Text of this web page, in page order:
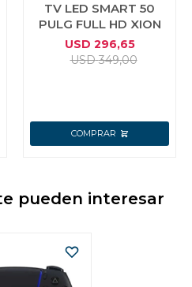
TV LED SMART 50
PULG FULL HD XION
USD 296,65
USD 349,00
pueden interesar